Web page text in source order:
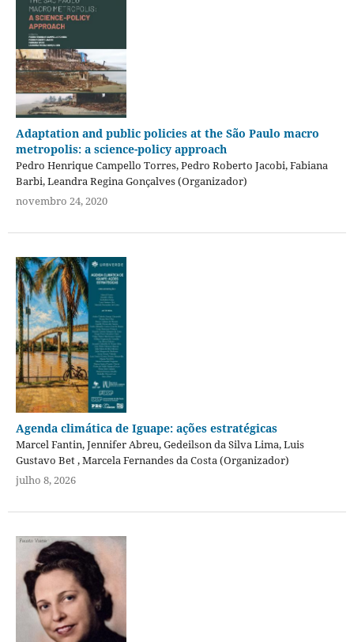
Adaptation and public policies at the São Paulo macro
metropolis: a science-policy approach
Pedro Henrique Campello Torres, Pedro Roberto Jacobi, Fabiana
Barbi, Leandra Regina Gonçalves (Organizador)
novembro 24, 2020
Agenda climática de Iguape: ações estratégicas
Marcel Fantin, Jennifer Abreu, Gedeilson da Silva Lima, Luis
Gustavo Bet , Marcela Fernandes da Costa (Organizador)
julho 8, 2026